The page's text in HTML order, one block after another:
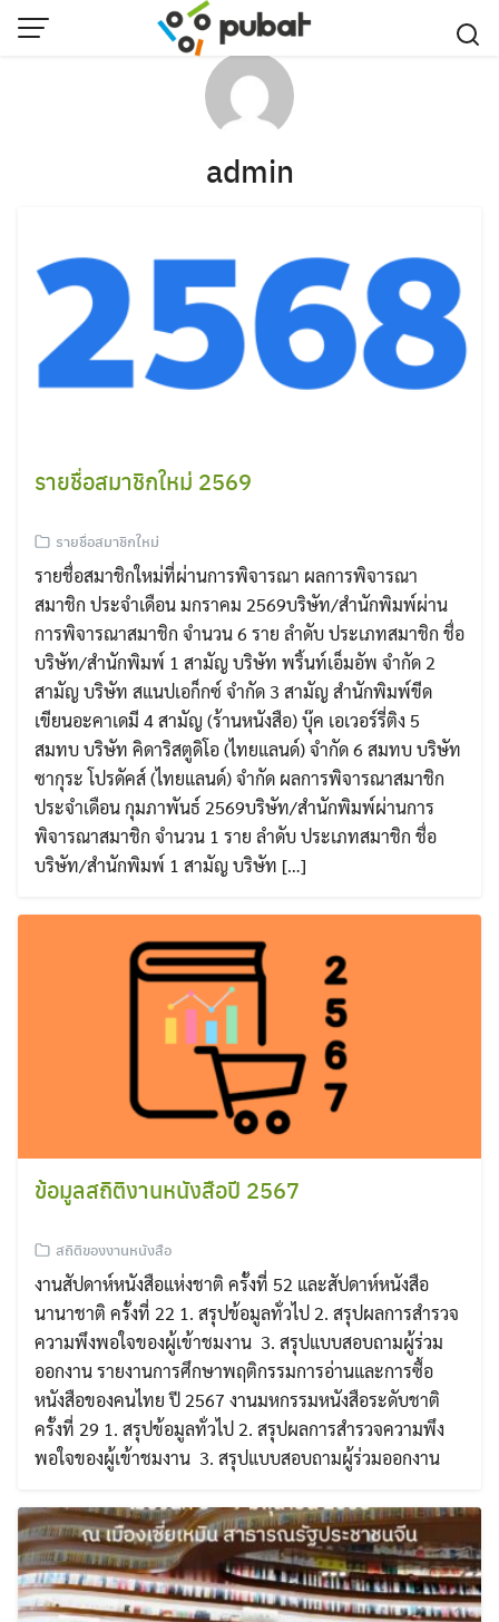
Skip
for:
admin
รายชื่อสมาชิกใหม่ 2569
รายชื่อสมาชิกใหม่
รายชื่อสมาชิกใหม่ที่ผ่านการพิจารณา ผลการพิจารณา
สมาชิก ประจำเดือน มกราคม 2569บริษัท/สำนักพิมพ์ผ่าน
การพิจารณาสมาชิก จำนวน 6 ราย ลำดับ ประเภทสมาชิก ชื่อ
บริษัท/สำนักพิมพ์ 1 สามัญ บริษัท พริ้นท์เอ็มอัพ จำกัด 2
สามัญ บริษัท สแนปเอก็กซ์ จำกัด 3 สามัญ สำนักพิมพ์ขีด
เขียนอะคาเดมี 4 สามัญ (ร้านหนังสือ) บุ๊ค เอเวอร์รี่ติง 5
สมทบ บริษัท คิดาริสตูดิโอ (ไทยแลนด์) จำกัด 6 สมทบ บริษัท
ซากุระ โปรดัคส์ (ไทยแลนด์) จำกัด ผลการพิจารณาสมาชิก
ประจำเดือน กุมภาพันธ์ 2569บริษัท/สำนักพิมพ์ผ่านการ
พิจารณาสมาชิก จำนวน 1 ราย ลำดับ ประเภทสมาชิก ชื่อ
บริษัท/สำนักพิมพ์ 1 สามัญ บริษัท […]
ข้อมูลสถิติงานหนังสือปี 2567
สถิติของงานหนังสือ
งานสัปดาห์หนังสือแห่งชาติ ครั้งที่ 52 และสัปดาห์หนังสือ
นานาชาติ ครั้งที่ 22 1. สรุปข้อมูลทั่วไป 2. สรุปผลการสำรวจ
ความพึงพอใจของผู้เข้าชมงาน 3. สรุปแบบสอบถามผู้ร่วม
ออกงาน รายงานการศึกษาพฤติกรรมการอ่านและการซื้อ
หนังสือของคนไทย ปี 2567 งานมหกรรมหนังสือระดับชาติ
ครั้งที่ 29 1. สรุปข้อมูลทั่วไป 2. สรุปผลการสำรวจความพึง
พอใจของผู้เข้าชมงาน 3. สรุปแบบสอบถามผู้ร่วมออกงาน